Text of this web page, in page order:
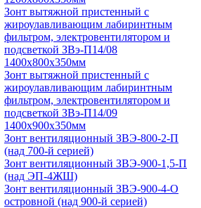
Зонт вытяжной пристенный с
жироулавливающим лабиринтным
фильтром, электровентилятором и
подсветкой ЗВэ-П14/08
1400х800х350мм
Зонт вытяжной пристенный с
жироулавливающим лабиринтным
фильтром, электровентилятором и
подсветкой ЗВэ-П14/09
1400х900х350мм
Зонт вентиляционный ЗВЭ-800-2-П
(над 700-й серией)
Зонт вентиляционный ЗВЭ-900-1,5-П
(над ЭП-4ЖШ)
Зонт вентиляционный ЗВЭ-900-4-О
островной (над 900-й серией)